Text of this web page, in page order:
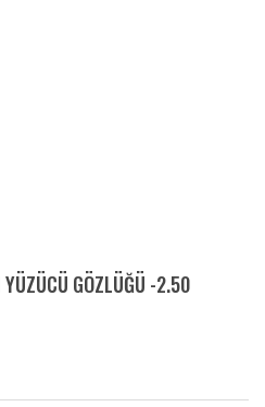
YÜZÜCÜ GÖZLÜĞÜ -2.50